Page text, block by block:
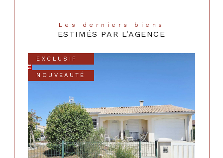
Les derniers biens
ESTIMÉS PAR L'AGENCE
EXCLUSIF
NOUVEAUTÉ